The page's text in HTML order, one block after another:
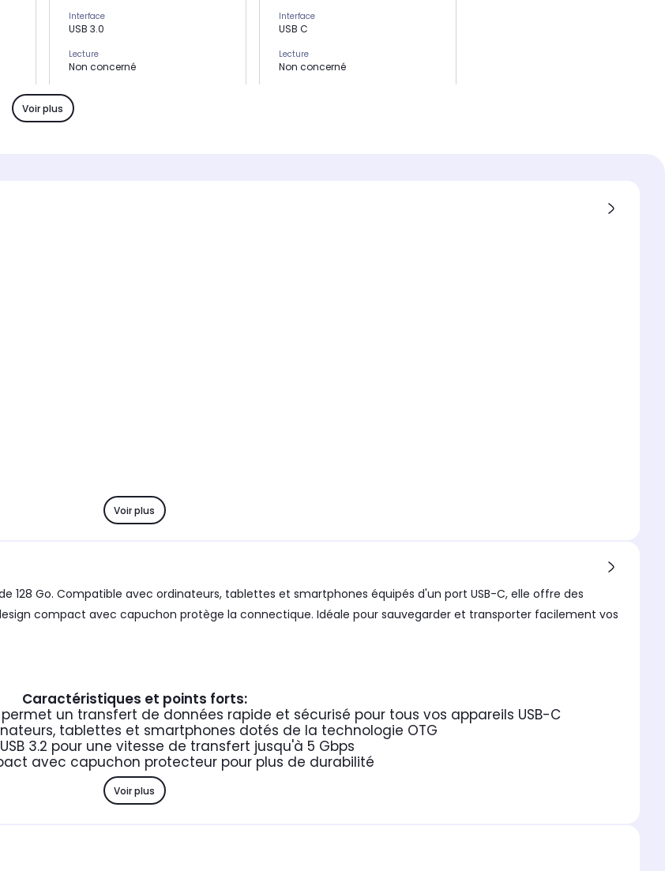
Interface
USB 3.0
Lecture
Non concerné
Non concerné
Interface
USB C
Lecture
Non concerné
Voir plus
Voir plus
128 Go. Compatible avec ordinateurs, tablettes et smartphones équipés d'un port USB-C, elle offre des
compact avec capuchon protège la connectique. Idéale pour sauvegarder et transporter facilement vos
Caractéristiques et points forts:
permet un transfert de données rapide et sécurisé pour tous vos appareils USB-C
tablettes et smartphones dotés de la technologie OTG
3.2 pour une vitesse de transfert jusqu'à 5 Gbps
avec capuchon protecteur pour plus de durabilité
Voir plus